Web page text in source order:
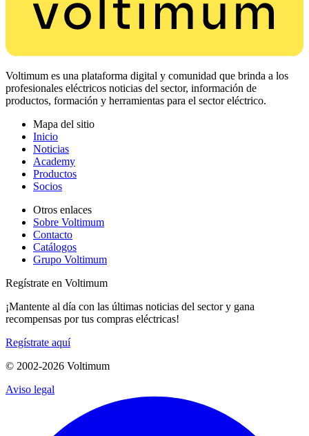
Voltimum es una plataforma digital y comunidad que brinda a los
profesionales eléctricos noticias del sector, información de
productos, formación y herramientas para el sector eléctrico.
Mapa del sitio
Inicio
Noticias
Academy
Productos
Socios
Otros enlaces
Sobre Voltimum
Contacto
Catálogos
Grupo Voltimum
Regístrate en Voltimum
¡Mantente al día con las últimas noticias del sector y gana
recompensas por tus compras eléctricas!
Regístrate aquí
© 2002-2026 Voltimum
Aviso legal